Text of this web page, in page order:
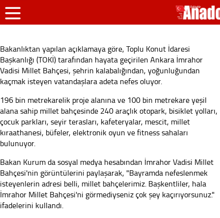
Bakanlıktan yapılan açıklamaya göre, Toplu Konut İdaresi
Başkanlığı (TOKİ) tarafından hayata geçirilen Ankara İmrahor
Vadisi Millet Bahçesi, şehrin kalabalığından, yoğunluğundan
kaçmak isteyen vatandaşlara adeta nefes oluyor.
196 bin metrekarelik proje alanına ve 100 bin metrekare yeşil
alana sahip millet bahçesinde 240 araçlık otopark, bisiklet yolları,
çocuk parkları, seyir terasları, kafeteryalar, mescit, millet
kıraathanesi, büfeler, elektronik oyun ve fitness sahaları
bulunuyor.
Bakan Kurum da sosyal medya hesabından İmrahor Vadisi Millet
Bahçesi'nin görüntülerini paylaşarak, "Bayramda nefeslenmek
isteyenlerin adresi belli, millet bahçelerimiz. Başkentliler, hala
İmrahor Millet Bahçesi'ni görmediyseniz çok şey kaçırıyorsunuz."
ifadelerini kullandı.